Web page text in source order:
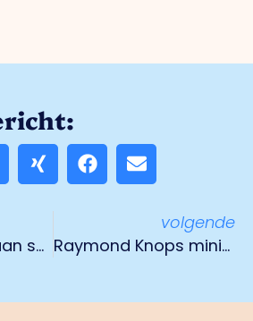
DSM en ECOR gaan samenwerken met innovatieve meubelmakers
volgende
Raymond Knops minister van Binnenlandse Zaken en Koninkrijksrelaties